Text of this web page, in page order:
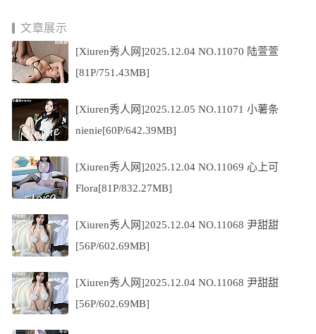
文章展示
[Xiuren秀人网]2025.12.04 NO.11070 陆萱萱
[81P/751.43MB]
[Xiuren秀人网]2025.12.05 NO.11071 小薯条
nienie[60P/642.39MB]
[Xiuren秀人网]2025.12.04 NO.11069 心上可
Flora[81P/832.27MB]
[Xiuren秀人网]2025.12.04 NO.11068 尹甜甜
[56P/602.69MB]
[Xiuren秀人网]2025.12.04 NO.11068 尹甜甜
[56P/602.69MB]